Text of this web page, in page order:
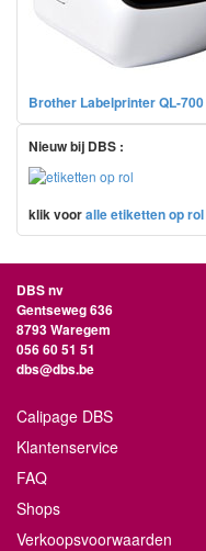
Brother Labelprinter QL-700
Nieuw bij DBS :
klik vooralle etiketten op rol
DBS nv
Gentseweg 636
8793 Waregem
056 60 51 51
dbs@dbs.be
Calipage DBS
Klantenservice
FAQ
Shops
Verkoopsvoorwaarden